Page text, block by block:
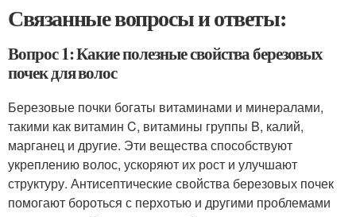
Связанные вопросы и ответы:
Вопрос 1: Какие полезные свойства березовых
почек для волос
Березовые почки богаты витаминами и минералами,
такими как витамин C, витамины группы B, калий,
марганец и другие. Эти вещества способствуют
укреплению волос, ускоряют их рост и улучшают
структуру. Антисептические свойства березовых почек
помогают бороться с перхотью и другими проблемами